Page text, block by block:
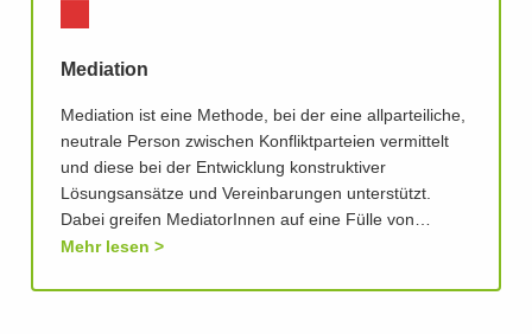
Mediation
Mediation ist eine Methode, bei der eine allparteiliche,
neutrale Person zwischen Konfliktparteien vermittelt
und diese bei der Entwicklung konstruktiver
Lösungsansätze und Vereinbarungen unterstützt.
Dabei greifen MediatorInnen auf eine Fülle von…
Mehr lesen